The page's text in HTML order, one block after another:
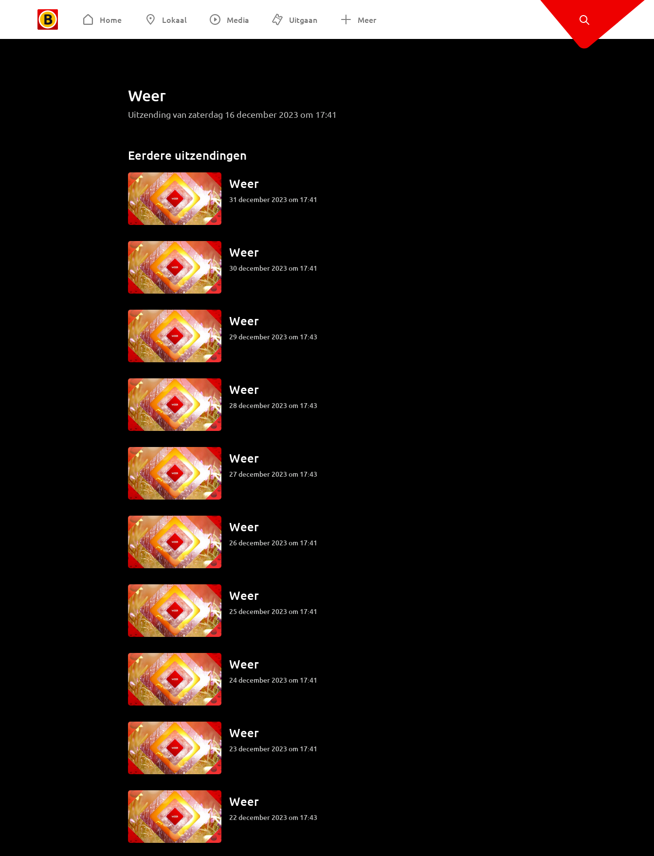
Home Lokaal Media Uitgaan Meer
Weer
Uitzending van zaterdag 16 december 2023 om 17:41
Eerdere uitzendingen
Weer
31 december 2023 om 17:41
Weer
30 december 2023 om 17:41
Weer
29 december 2023 om 17:43
Weer
28 december 2023 om 17:43
Weer
27 december 2023 om 17:43
Weer
26 december 2023 om 17:41
Weer
25 december 2023 om 17:41
Weer
24 december 2023 om 17:41
Weer
23 december 2023 om 17:41
Weer
22 december 2023 om 17:43